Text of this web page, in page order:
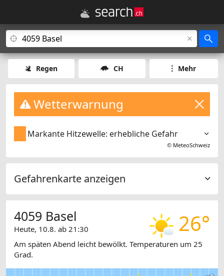
Regen CH Mehr
Wetterwarnung
Markante Hitzewelle: erhebliche Gefahr
© MeteoSchweiz
Gefahrenkarte anzeigen
26°
4059 Basel
Heute, 10.8. ab 21:30
Am späten Abend leicht bewölkt. Temperaturen um 25
Grad.